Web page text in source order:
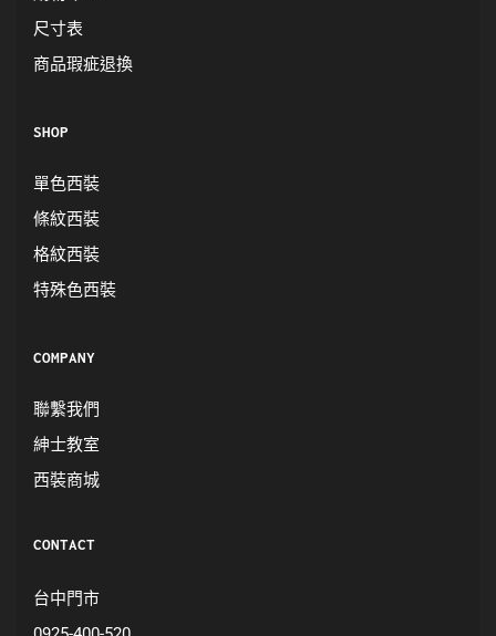
尺寸表
商品瑕疵退換
SHOP
單色西裝
條紋西裝
格紋西裝
特殊色西裝
COMPANY
聯繫我們
紳士教室
西裝商城
CONTACT
台中門市